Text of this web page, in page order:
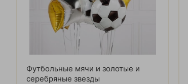
Футбольные мячи и золотые и
серебряные звезды